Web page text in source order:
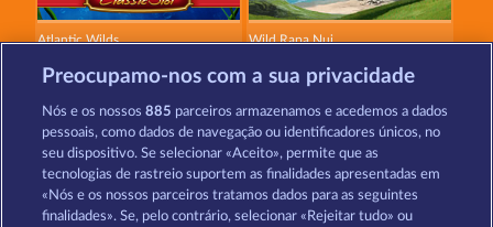
Atlantic Wilds Wild Rapa Nui
Beautiful Nature Savanna Moon
Preocupamo-nos com a sua privacidade
Nós e os nossos885 parceiros armazenamos e acedemos a dados
pessoais, como dados de navegação ou identificadores únicos, no
seu dispositivo. Se selecionar «Aceito», permite que as
tecnologias de rastreio suportem as finalidades apresentadas em
«Nós e os nossos parceiros tratamos dados para as seguintes
finalidades». Se, pelo contrário, selecionar «Rejeitar tudo» ou